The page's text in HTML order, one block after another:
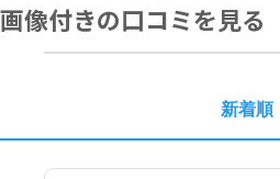
画像付きの口コミを見る
新着順